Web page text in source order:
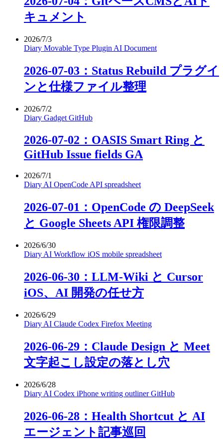
キュメント
2026/7/3
Diary Movable Type Plugin AI Document
2026-07-03：Status Rebuild プラグイ
ンと仕様ファイル整理
2026/7/2
Diary Gadget GitHub
2026-07-02：OASIS Smart Ring と
GitHub Issue fields GA
2026/7/1
Diary AI OpenCode API spreadsheet
2026-07-01：OpenCode の DeepSeek
と Google Sheets API 権限調整
2026/6/30
Diary AI Workflow iOS mobile spreadsheet
2026-06-30：LLM-Wiki と Cursor
iOS、AI 開発の任せ方
2026/6/29
Diary AI Claude Codex Firefox Meeting
2026-06-29：Claude Design と Meet
文字起こし設定の落とし穴
2026/6/28
Diary AI Codex iPhone writing outlinerGitHub
2026-06-28：Health Shortcut と AI
エージェント記事巡回